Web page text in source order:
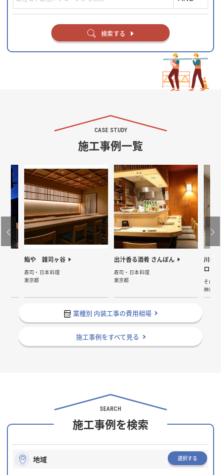
検索する
CASE STUDY
施工事例一覧
鮨や 雑司ヶ谷
寿司・日本料理
東京都
出汁香る酒肴 さんぼん
寿司・日本料理
東京都
川崎
ロッ
その他
神奈川
業種別 内装工事の費用相場
施工事例をすべて見る
SEARCH
施工事例を検索
地域 選択する